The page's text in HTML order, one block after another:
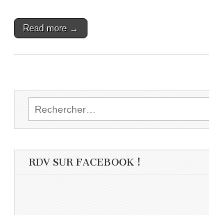
Read more →
Rechercher :
RDV SUR FACEBOOK !